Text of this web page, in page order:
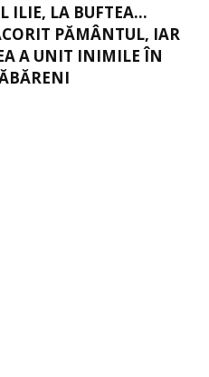
ILIE, LA BUFTEA…
PĂMÂNTUL, IAR
A UNIT INIMILE ÎN